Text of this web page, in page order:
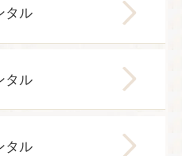
タル
タル
タル